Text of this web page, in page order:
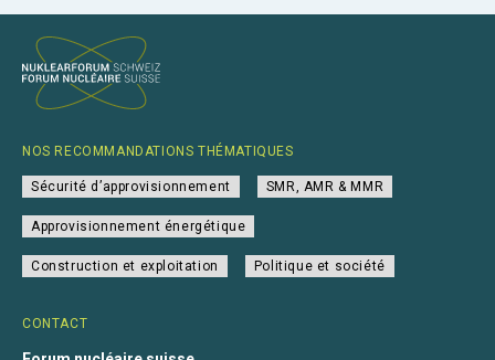
CONTACT
NOS RECOMMANDATIONS THÉMATIQUES
Sécurité d’approvisionnement SMR, AMR & MMR
Approvisionnement énergétique
Construction et exploitation Politique et société